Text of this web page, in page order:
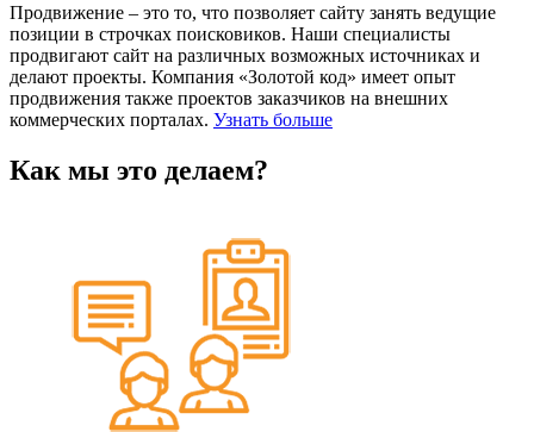
Продвижение – это то, что позволяет сайту занять ведущие
позиции в строчках поисковиков. Наши специалисты
продвигают сайт на различных возможных источниках и
делают проекты. Компания «Золотой код» имеет опыт
продвижения также проектов заказчиков на внешних
коммерческих порталах. Узнать больше
Как мы это делаем?